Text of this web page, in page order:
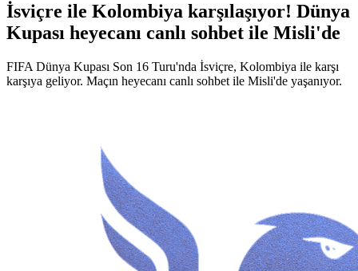
İsviçre ile Kolombiya karşılaşıyor! Dünya
Kupası heyecanı canlı sohbet ile Misli'de
FIFA Dünya Kupası Son 16 Turu'nda İsviçre, Kolombiya ile karşı
karşıya geliyor. Maçın heyecanı canlı sohbet ile Misli'de yaşanıyor.